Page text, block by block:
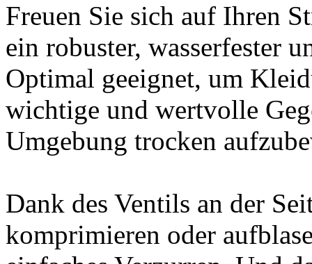
Freuen Sie sich auf Ihren
ein robuster, wasserfester
Optimal geeignet, um
wichtige und wertvolle
Umgebung trocken
Dank des Ventils an der
komprimieren oder